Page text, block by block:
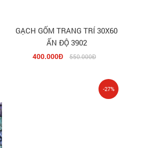
GẠCH GỐM TRANG TRÍ 30X60
ẤN ĐỘ 3902
400.000Đ 550.000Đ
-27%